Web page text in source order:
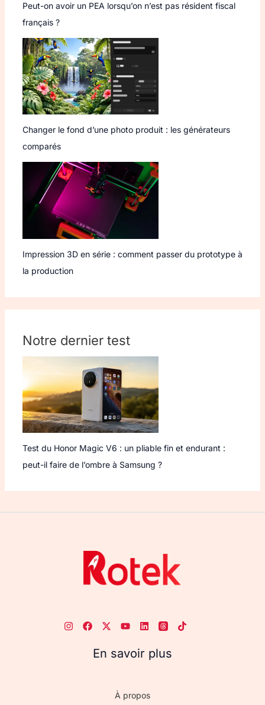
Peut-on avoir un PEA lorsqu’on n’est pas résident fiscal
français ?
Changer le fond d’une photo produit : les générateurs
comparés
Impression 3D en série : comment passer du prototype à
la production
Notre dernier test
Test du Honor Magic V6 : un pliable fin et endurant :
peut-il faire de l’ombre à Samsung ?
En savoir plus
À propos